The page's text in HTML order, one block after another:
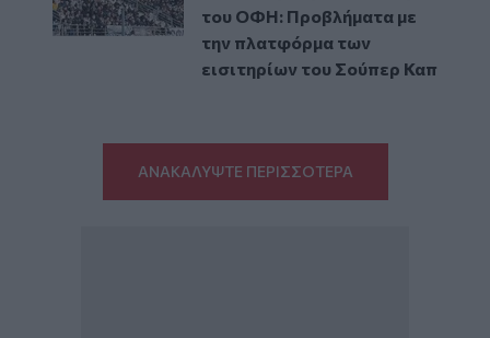
του ΟΦΗ: Προβλήματα με
την πλατφόρμα των
εισιτηρίων του Σούπερ Καπ
ΑΝΑΚΑΛΥΨΤΕ ΠΕΡΙΣΣΟΤΕΡΑ